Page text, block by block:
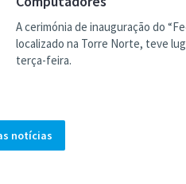
A cerimónia de inauguração do
localizado na Torre Norte, teve
terça-feira.
notícias